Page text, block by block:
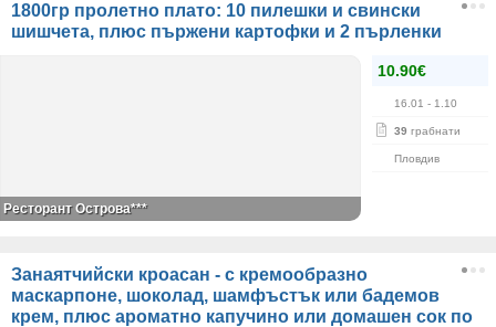
1800гр пролетно плато: 10 пилешки и свински
шишчета, плюс пържени картофки и 2 пърленки
10.90€
16.01 - 1.10
39 грабнати
Пловдив
Ресторант Острова***
Занаятчийски кроасан - с кремообразно
маскарпоне, шоколад, шамфъстък или бадемов
крем, плюс ароматно капучино или домашен сок по